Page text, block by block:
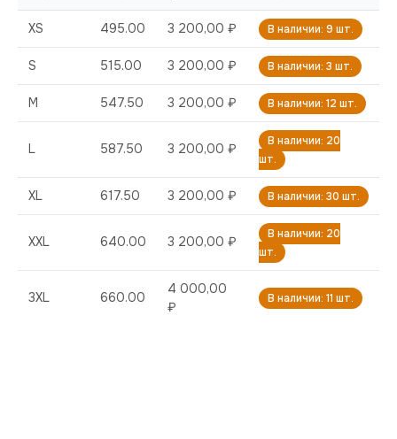
XS 495.00 3 200,00 ₽ В наличии: 9 шт.
S 515.00 3 200,00 ₽ В наличии: 3 шт.
M 547.50 3 200,00 ₽ В наличии: 12 шт.
L 587.50 3 200,00 ₽
В наличии: 20
шт.
XL 617.50 3 200,00 ₽ В наличии: 30 шт.
XXL 640.00 3 200,00 ₽
В наличии: 20
шт.
3XL 660.00
4 000,00
₽
В наличии: 11 шт.